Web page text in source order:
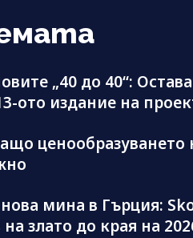
„40 до 40“:
ото издание на
ценообразуването
мина в Гърция:
злато до края на